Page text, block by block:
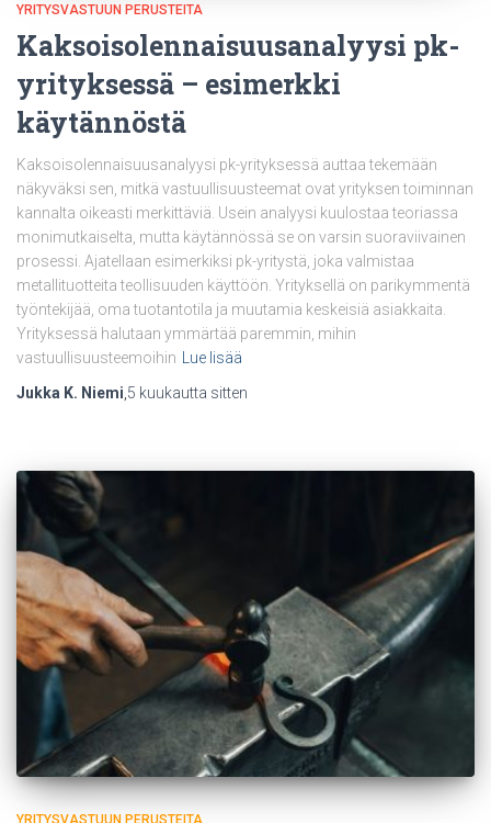
YRITYSVASTUUN PERUSTEITA
Kaksoisolennaisuusanalyysi pk-
yrityksessä – esimerkki
käytännöstä
Kaksoisolennaisuusanalyysi pk-yrityksessä auttaa tekemään
näkyväksi sen, mitkä vastuullisuusteemat ovat yrityksen toiminnan
kannalta oikeasti merkittäviä. Usein analyysi kuulostaa teoriassa
monimutkaiselta, mutta käytännössä se on varsin suoraviivainen
prosessi. Ajatellaan esimerkiksi pk-yritystä, joka valmistaa
metallituotteita teollisuuden käyttöön. Yrityksellä on parikymmentä
työntekijää, oma tuotantotila ja muutamia keskeisiä asiakkaita.
Yrityksessä halutaan ymmärtää paremmin, mihin
vastuullisuusteemoihin
Lue lisää
Jukka K. Niemi 5 kuukautta sitten
YRITYSVASTUUN PERUSTEITA